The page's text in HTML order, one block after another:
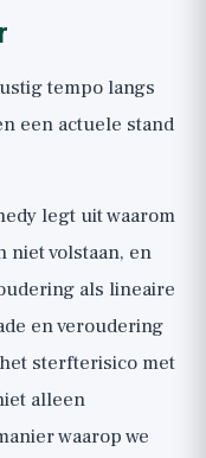
tempo langs
een actuele stand
legt uit waarom
niet volstaan, en
als lineaire
en veroudering
sterfterisico met
alleen
waarop we